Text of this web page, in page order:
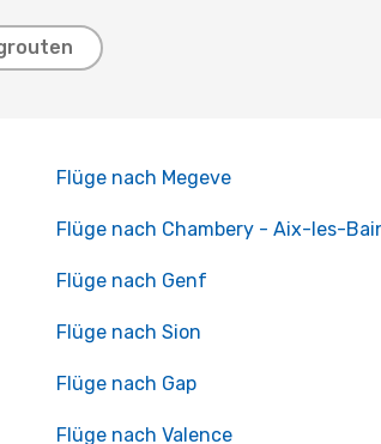
Flüge nach Megeve
Flüge nach Chambery - Aix-les-
Flüge nach Genf
Flüge nach Sion
Flüge nach Gap
Flüge nach Valence